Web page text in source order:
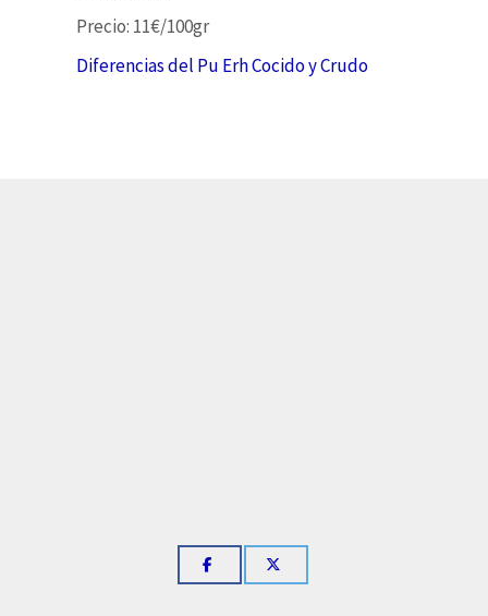
Precio: 11€/100gr
Diferencias del Pu Erh Cocido y Crudo